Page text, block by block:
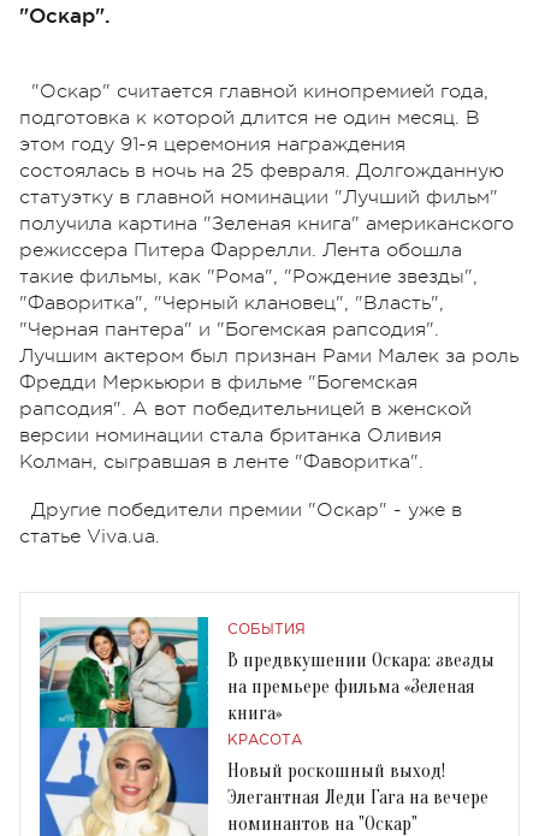
"Оскар".
"Оскар" считается главной кинопремией года,
подготовка к которой длится не один месяц. В
этом году 91-я церемония награждения
состоялась в ночь на 25 февраля. Долгожданную
статуэтку в главной номинации "Лучший фильм"
получила картина "Зеленая книга" американского
режиссера Питера Фаррелли. Лента обошла
такие фильмы, как "Рома", "Рождение звезды",
"Фаворитка", "Черный клановец", "Власть",
"Черная пантера" и "Богемская рапсодия".
Лучшим актером был признан Рами Малек за роль
Фредди Меркьюри в фильме "Богемская
рапсодия". А вот победительницей в женской
версии номинации стала британка Оливия
Колман, сыгравшая в ленте "Фаворитка".
Другие победители премии "Оскар" - уже в
статье Viva.ua.
СОБЫТИЯ
В предвкушении Оскара: звезды
на премьере фильма «Зеленая
книга»
КРАСОТА
Новый роскошный выход!
Элегантная Леди Гага на вечере
номинантов на "Оскар"